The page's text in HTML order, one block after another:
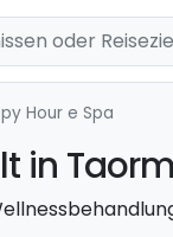
Hour e Spa
in